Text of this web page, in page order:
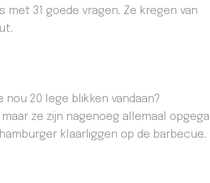
met 31 goede vragen. Ze kregen van
20 lege blikken vandaan?
ze zijn nagenoeg allemaal
klaarliggen op de barbecue.